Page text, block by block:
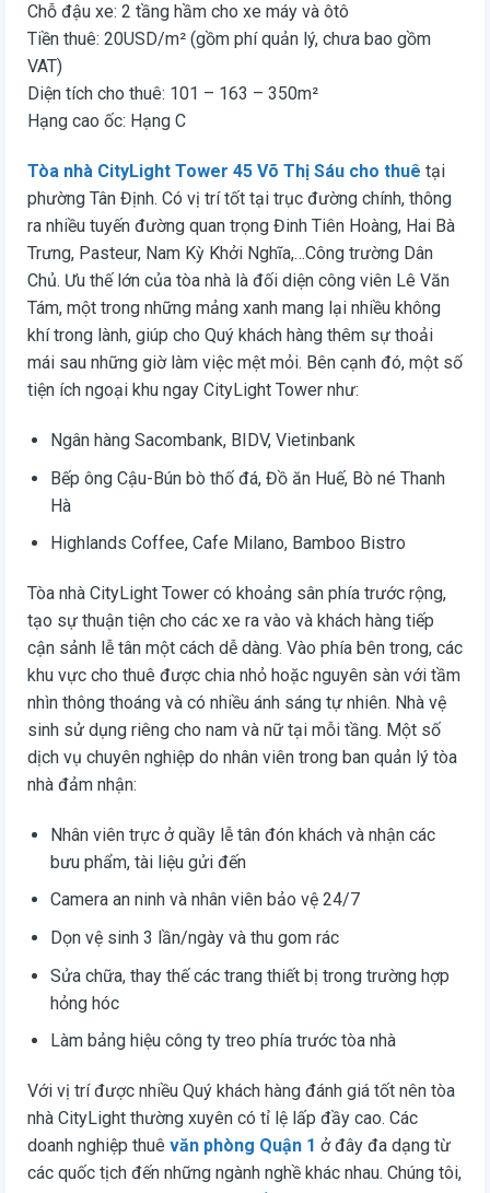
Chỗ đậu xe: 2 tầng hầm cho xe máy và ôtô
Tiền thuê: 20USD/m² (gồm phí quản lý, chưa bao gồm
VAT)
Diện tích cho thuê: 101 – 163 – 350m²
Hạng cao ốc: Hạng C
Tòa nhà CityLight Tower 45 Võ Thị Sáu cho thuê tại
phường Tân Định. Có vị trí tốt tại trục đường chính, thông
ra nhiều tuyến đường quan trọng Đinh Tiên Hoàng, Hai Bà
Trưng, Pasteur, Nam Kỳ Khởi Nghĩa,…Công trường Dân
Chủ. Ưu thế lớn của tòa nhà là đối diện công viên Lê Văn
Tám, một trong những mảng xanh mang lại nhiều không
khí trong lành, giúp cho Quý khách hàng thêm sự thoải
mái sau những giờ làm việc mệt mỏi. Bên cạnh đó, một số
tiện ích ngoại khu ngay CityLight Tower như:
Ngân hàng Sacombank, BIDV, Vietinbank
Bếp ông Cậu-Bún bò thố đá, Đồ ăn Huế, Bò né Thanh
Hà
Highlands Coffee, Cafe Milano, Bamboo Bistro
Tòa nhà CityLight Tower có khoảng sân phía trước rộng,
tạo sự thuận tiện cho các xe ra vào và khách hàng tiếp
cận sảnh lễ tân một cách dễ dàng. Vào phía bên trong, các
khu vực cho thuê được chia nhỏ hoặc nguyên sàn với tầm
nhìn thông thoáng và có nhiều ánh sáng tự nhiên. Nhà vệ
sinh sử dụng riêng cho nam và nữ tại mỗi tầng. Một số
dịch vụ chuyên nghiệp do nhân viên trong ban quản lý tòa
nhà đảm nhận:
Nhân viên trực ở quầy lễ tân đón khách và nhận các
bưu phẩm, tài liệu gửi đến
Camera an ninh và nhân viên bảo vệ 24/7
Dọn vệ sinh 3 lần/ngày và thu gom rác
Sửa chữa, thay thế các trang thiết bị trong trường hợp
hỏng hóc
Làm bảng hiệu công ty treo phía trước tòa nhà
Với vị trí được nhiều Quý khách hàng đánh giá tốt nên tòa
nhà CityLight thường xuyên có tỉ lệ lấp đầy cao. Các
doanh nghiệp thuê văn phòng Quận 1 ở đây đa dạng từ
các quốc tịch đến những ngành nghề khác nhau. Chúng tôi,